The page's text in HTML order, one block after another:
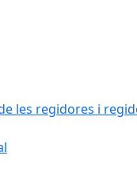
les regidores i